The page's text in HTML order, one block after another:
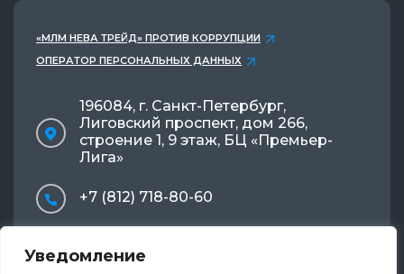
Уведомление
«МЛМ НЕВА ТРЕЙД» ПРОТИВ КОРРУПЦИИ
ОПЕРАТОР ПЕРСОНАЛЬНЫХ ДАННЫХ
196084, г. Санкт-Петербург,
Лиговский проспект, дом 266,
строение 1, 9 этаж, БЦ «Премьер-
Лига»
+7 (812) 718-80-60